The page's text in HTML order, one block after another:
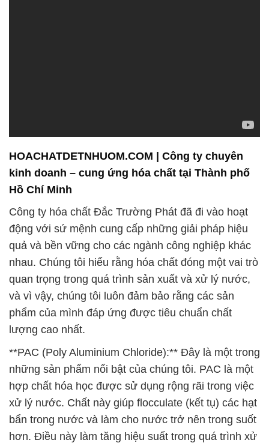
Công ty hóa chất Đắc Trường Phát đã đi vào hoạt
động với sứ mệnh cung cấp những giải pháp hiệu
quả và bền vững cho các ngành công nghiệp khác
nhau. Chúng tôi hiểu rằng hóa chất đóng một vai trò
quan trọng trong quá trình sản xuất và xử lý nước,
và vì vậy, chúng tôi luôn đảm bảo rằng các sản
phẩm của mình đáp ứng được tiêu chuẩn chất
lượng cao nhất.
**PAC (Poly Aluminium Chloride):** Đây là một trong
những sản phẩm nổi bật của chúng tôi. PAC là một
hợp chất hóa học được sử dụng rộng rãi trong việc
xử lý nước. Chất này giúp flocculate (kết tụ) các hạt
bẩn trong nước và làm cho nước trở nên trong suốt
hơn. Điều này làm tăng hiệu suất trong quá trình xử
lý nước và giúp loại bỏ các tạp chất và vi khuẩn độc
hại, đảm bảo nước sạch và an toàn cho sức khỏe
cộng đồng.
Không chỉ có PAC, chúng tôi còn cung cấp một loạt